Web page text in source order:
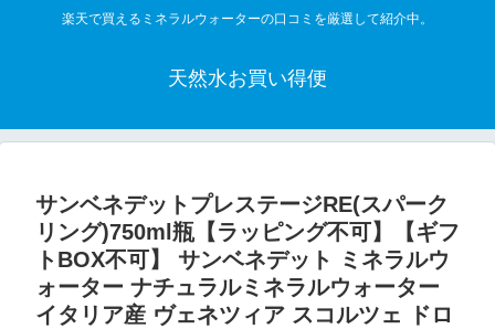
楽天で買えるミネラルウォーターの口コミを厳選して紹介中。
天然水お買い得便
サンベネデットプレステージRE(スパーク
リング)750ml瓶【ラッピング不可】【ギフ
トBOX不可】 サンベネデット ミネラルウ
ォーター ナチュラルミネラルウォーター
イタリア産 ヴェネツィア スコルツェ ドロ